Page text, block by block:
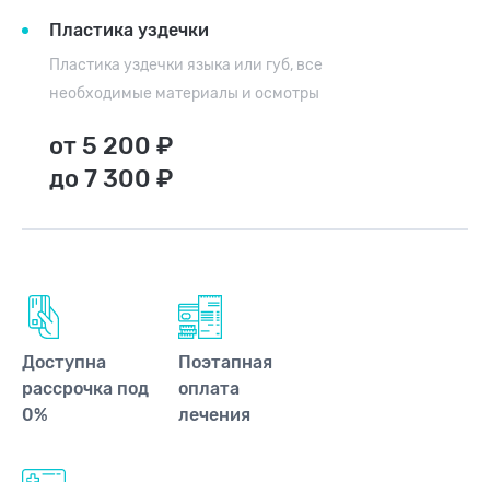
Пластика уздечки
Пластика уздечки языка или губ, все
необходимые материалы и осмотры
от 5 200 ₽
до 7 300 ₽
Доступна
рассрочка под
0%
Поэтапная
оплата
лечения